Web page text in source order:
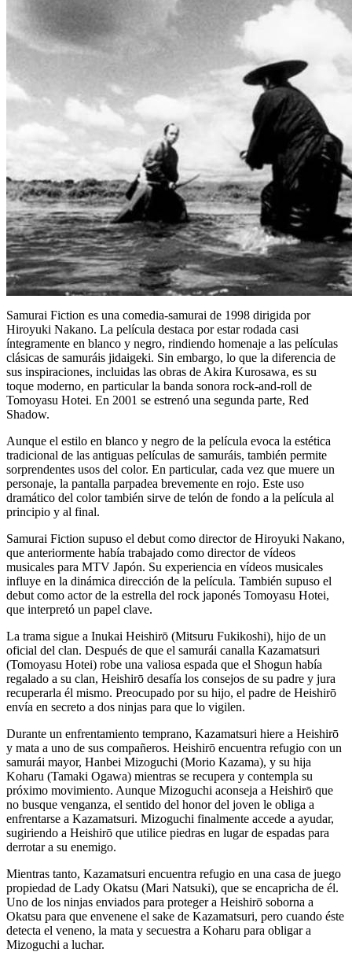
Samurai Fiction es una comedia-samurai de 1998 dirigida por
Hiroyuki Nakano. La película destaca por estar rodada casi
íntegramente en blanco y negro, rindiendo homenaje a las películas
clásicas de samuráis jidaigeki. Sin embargo, lo que la diferencia de
sus inspiraciones, incluidas las obras de Akira Kurosawa, es su
toque moderno, en particular la banda sonora rock-and-roll de
Tomoyasu Hotei. En 2001 se estrenó una segunda parte, Red
Shadow.
Aunque el estilo en blanco y negro de la película evoca la estética
tradicional de las antiguas películas de samuráis, también permite
sorprendentes usos del color. En particular, cada vez que muere un
personaje, la pantalla parpadea brevemente en rojo. Este uso
dramático del color también sirve de telón de fondo a la película al
principio y al final.
Samurai Fiction supuso el debut como director de Hiroyuki Nakano,
que anteriormente había trabajado como director de vídeos
musicales para MTV Japón. Su experiencia en vídeos musicales
influye en la dinámica dirección de la película. También supuso el
debut como actor de la estrella del rock japonés Tomoyasu Hotei,
que interpretó un papel clave.
La trama sigue a Inukai Heishirō (Mitsuru Fukikoshi), hijo de un
oficial del clan. Después de que el samurái canalla Kazamatsuri
(Tomoyasu Hotei) robe una valiosa espada que el Shogun había
regalado a su clan, Heishirō desafía los consejos de su padre y jura
recuperarla él mismo. Preocupado por su hijo, el padre de Heishirō
envía en secreto a dos ninjas para que lo vigilen.
Durante un enfrentamiento temprano, Kazamatsuri hiere a Heishirō
y mata a uno de sus compañeros. Heishirō encuentra refugio con un
samurái mayor, Hanbei Mizoguchi (Morio Kazama), y su hija
Koharu (Tamaki Ogawa) mientras se recupera y contempla su
próximo movimiento. Aunque Mizoguchi aconseja a Heishirō que
no busque venganza, el sentido del honor del joven le obliga a
enfrentarse a Kazamatsuri. Mizoguchi finalmente accede a ayudar,
sugiriendo a Heishirō que utilice piedras en lugar de espadas para
derrotar a su enemigo.
Mientras tanto, Kazamatsuri encuentra refugio en una casa de juego
propiedad de Lady Okatsu (Mari Natsuki), que se encapricha de él.
Uno de los ninjas enviados para proteger a Heishirō soborna a
Okatsu para que envenene el sake de Kazamatsuri, pero cuando éste
detecta el veneno, la mata y secuestra a Koharu para obligar a
Mizoguchi a luchar.